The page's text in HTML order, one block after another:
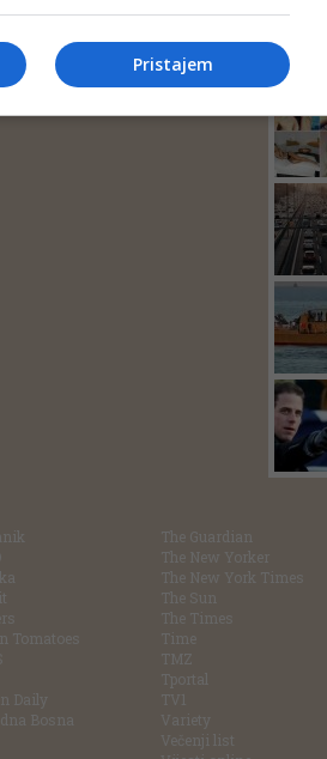
24
Tomatoes
Daily
Bosna
The Guardian
The New Yorker
The New York Times
The Sun
The Times
Time
TMZ
Tportal
TV1
Variety
Večenji list
Pristajem